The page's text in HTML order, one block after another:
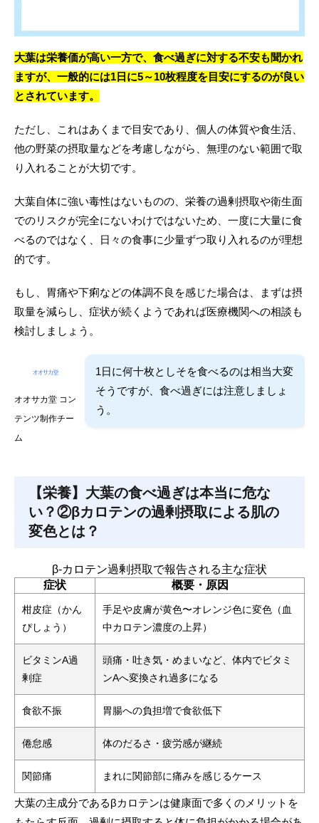
大葉は栄養価が高い一方で、食べ過ぎに対する不安も聞かれ
ますが、一般的には1日に5～10枚程度を目安にするのが良い
とされています。
ただし、これはあくまで目安であり、個人の体質や食生活、
他の野菜の摂取量などを考慮しながら、無理のない範囲で取
り入れることが大切です。
大葉自体に強い毒性はないものの、栄養の過剰摂取や衛生面
でのリスクが完全にないわけではないため、一度に大量に食
べるのではなく、日々の食事に少量ずつ取り入れるのが理想
的です。
もし、胃痛や下痢などの体調不良を感じた場合は、まずは摂
取量を減らし、症状が続くようであれば医療機関への相談も
検討しましょう。
オオサカ堂 コン
テンツ制作チー
ム
1日に何十枚としそを食べるのは相当大変
そうですが、食べ過ぎには注意しましょ
う。
【栄養】大葉の食べ過ぎは本当に危な
い？②βカロテンの過剰摂取による肌の
変色とは？
β‑カロテン過剰摂取で報告される主な症状
症状
概要・原因
柑皮症（かん
ぴしょう）
手足や皮膚が黄色〜オレンジ色に変色（血
中カロテン濃度の上昇）
ビタミンA過
剰症
頭痛・吐き気・めまいなど、体内でビタミ
ンAへ変換され過多になる
食欲不振 胃腸への負担増で食欲低下
倦怠感 体のだるさ・疲労感が継続
関節痛 まれに関節部に痛みを感じるケース
大葉の主成分であるβカロテンは健康面で多くのメリットを